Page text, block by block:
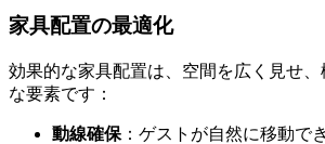
家具配置の最適化
効果的な家具配置は、空間を広く見せ
な要素です：
動線確保 ：ゲストが自然に移動で